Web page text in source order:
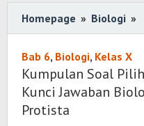
Homepage » Biologi »
Bab 6, Biologi, Kelas X
Kumpulan Soal
Kunci Jawaban
Protista